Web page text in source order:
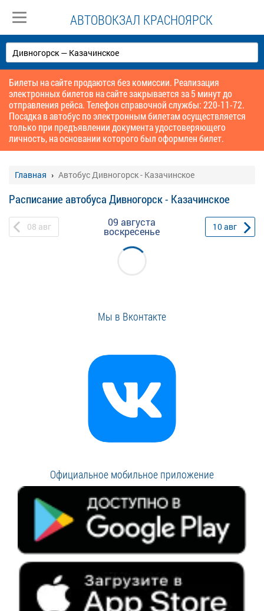
АВТОВОКЗАЛ КРАСНОЯРСК
Билеты на сайте продаются без комиссии. Реализация
электронных билетов на сайте закрывается за 5 минут до
отправления рейса. Телефон справочной службы: 220-11-72.
Посадка в автобус по электронным билетам осуществляется
только при предъявлении документа удостоверяющего
личность, на основании которого был оформлен билет.
Главная Автобус Дивногорск - Казачинское
Расписание автобуса Дивногорск - Казачинское
08 авг 09 августа
воскресенье 10авг
Мы в Вконтакте
Официальное мобильное приложение